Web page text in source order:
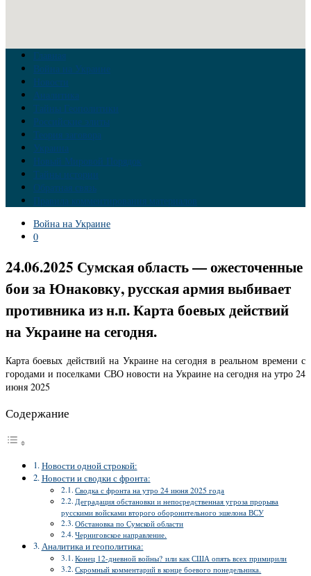
Главная
Война на Украине
Новости
Аналитика
Тайны Геополитики
Российские элиты
Теория заговора
Украина
Новый Мировой Порядок
Тайны истории
Обратная связь
Правила комментирования материалов
Война на Украине
0
24.06.2025 Сумская область — ожесточенные
бои за Юнаковку, русская армия выбивает
противника из н.п. Карта боевых действий
на Украине на сегодня.
Карта боевых действий на Украине на сегодня в реальном времени с
городами и поселками СВО новости на Украине на сегодня на утро 24
июня 2025
Содержание
Новости одной строкой:
Новости и сводки с фронта:
Сводка с фронта на утро 24 июня 2025 года
Деградация обстановки и непосредственная угроза прорыва
русскими войсками второго оборонительного эшелона ВСУ
Обстановка по Сумской области
Черниговское направление.
Аналитика и геополитика:
Конец 12-дневной войны? или как США опять всех примирили
Скромный комментарий в конце боевого понедельника.